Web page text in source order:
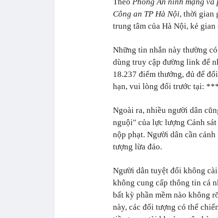
Công an TP Hà Nội, thời gian
trung tâm của Hà Nội, kẻ
Những tin nhắn này thường
dùng truy cập đường link để
18.237 điểm thưởng, đủ để
hạn, vui lòng đổi trước tại:
Ngoài ra, nhiều người dân
nguội" của lực lượng Cảnh
nộp phạt. Người dân cần
tượng lừa đảo.
Người dân tuyệt đối không
không cung cấp thông tin cá
bất kỳ phần mềm nào không
này, các đối tượng có thể